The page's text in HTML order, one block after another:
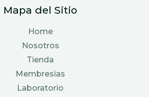
Mapa del Sitio
Home
Nosotros
Tienda
Membresias
Laboratorio